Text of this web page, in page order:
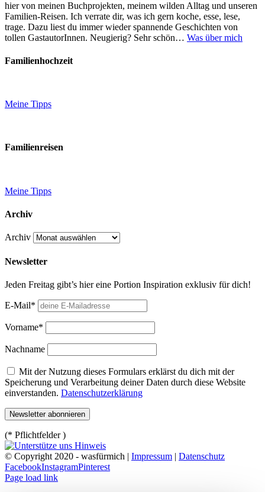
hier von meinen Buchprojekten, meinem wilden Alltag und unseren
Familien-Reisen. Ich verrate dir, was ich gern koche, esse, lese,
trage. Dazu liest du immer wieder spannende Geschichten von
tollen GastautorInnen. Neugierig? Sehr schön… Was über mich
Familienhochzeit
Meine Tipps
Familienreisen
Meine Tipps
Archiv
Archiv
Newsletter
Jeden Freitag gibt’s hier eine Portion Inspiration exklusiv für dich!
E-Mail*
Vorname*
Nachname
Mit der Nutzung dieses Formulars erklärst du dich mit der
Speicherung und Verarbeitung deiner Daten durch diese Website
einverstanden. Datenschutzerklärung
(* Pflichtfelder )
© Copyright 2020 - wasfürmich | Impressum | Datenschutz
FacebookInstagramPinterest
Page load link